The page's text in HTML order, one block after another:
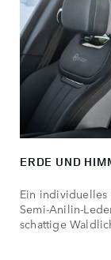
ERDE UND
Ein individuelles
Semi-Anilin-
schattige